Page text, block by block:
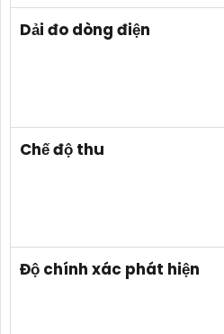
Dải đo dòng điện
Chế độ thu
Độ chính xác phát hiện